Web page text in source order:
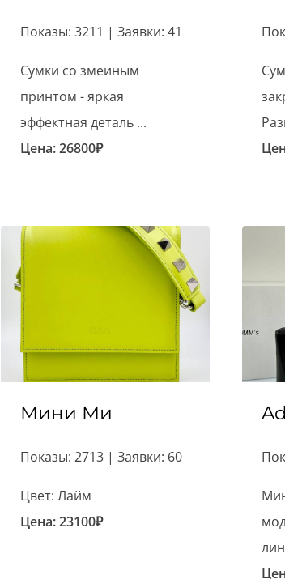
Показы: 3211 | Заявки: 41
Сумки со змеиным
принтом - яркая
эффектная деталь ...
Цена:26800₽
Мини Ми
Показы: 2713 | Заявки: 60
Цвет: Лайм
Цена:23100₽